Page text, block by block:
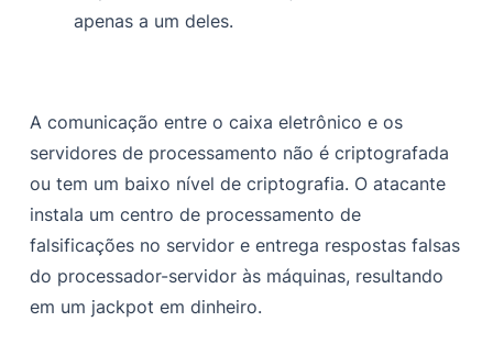
apenas a um deles.
A comunicação entre o caixa eletrônico e os
servidores de processamento não é criptografada
ou tem um baixo nível de criptografia. O atacante
instala um centro de processamento de
falsificações no servidor e entrega respostas falsas
do processador-servidor às máquinas, resultando
em um jackpot em dinheiro.